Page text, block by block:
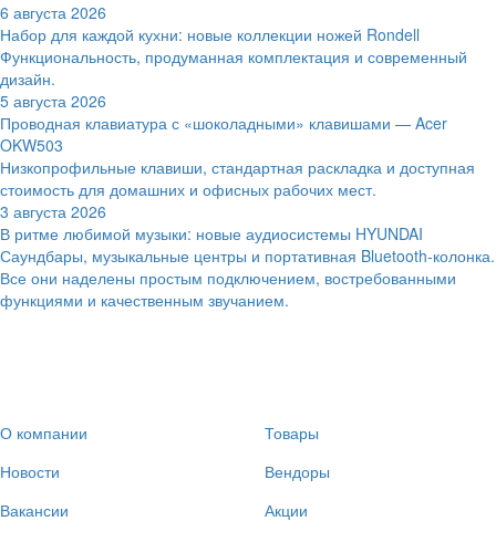
6 августа 2026
Набор для каждой кухни: новые коллекции ножей Rondell
Функциональность, продуманная комплектация и современный
дизайн.
5 августа 2026
Проводная клавиатура с «шоколадными» клавишами — Acer
OKW503
Низкопрофильные клавиши, стандартная раскладка и доступная
стоимость для домашних и офисных рабочих мест.
3 августа 2026
В ритме любимой музыки: новые аудиосистемы HYUNDAI
Саундбары, музыкальные центры и портативная Bluetooth-колонка.
Все они наделены простым подключением, востребованными
функциями и качественным звучанием.
О компании
Новости
Вакансии
Товары
Вендоры
Акции